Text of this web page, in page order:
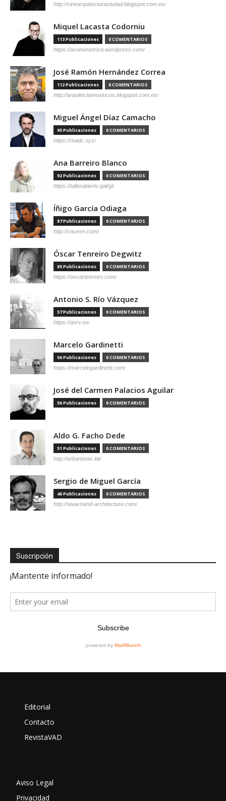
http://cinearquitecturaciudad.blogspot.com.es/
Miquel Lacasta Codorniu
113 Publicaciones 0 COMENTARIOS
https://axonometrica.wordpress.com/
José Ramón Hernández Correa
112 Publicaciones 0 COMENTARIOS
http://arquitectamoslocos.blogspot.com.es/
Miguel Ángel Díaz Camacho
95 Publicaciones 0 COMENTARIOS
https://madc.xyz/
Ana Barreiro Blanco
92 Publicaciones 0 COMENTARIOS
https://tallerabierto.gal/gl/
Íñigo García Odiaga
87 Publicaciones 0 COMENTARIOS
http://vaumm.com/
Óscar Tenreiro Degwitz
85 Publicaciones 0 COMENTARIOS
https://oscartenreiro.com/
Antonio S. Río Vázquez
57 Publicaciones 0 COMENTARIOS
https://asrv.es/
Marcelo Gardinetti
56 Publicaciones 0 COMENTARIOS
https://marcelogardinetti.com/
José del Carmen Palacios Aguilar
56 Publicaciones 0 COMENTARIOS
Aldo G. Facho Dede
51 Publicaciones 0 COMENTARIOS
http://urbanistas.lat/
Sergio de Miguel García
46 Publicaciones 0 COMENTARIOS
http://www.hand-architecture.com/
Suscripción
Editorial
Contacto
RevistaVAD
Aviso Legal
Privacidad